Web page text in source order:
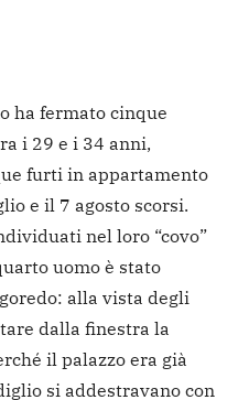
ha fermato cinque
i 29 e i 34 anni,
furti in appartamento
e il 7 agosto scorsi.
nel loro “covo”
uomo è stato
alla vista degli
dalla finestra la
il palazzo era già
si addestravano con